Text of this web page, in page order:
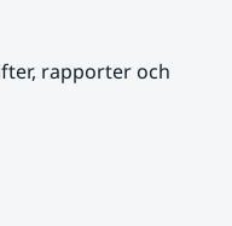
rapporter och